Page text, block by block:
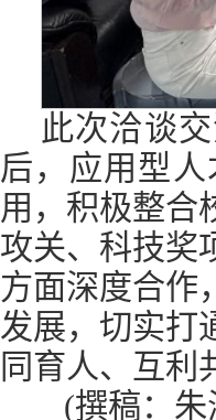
此次洽谈
后，应用型
用，积极整合
攻关、科技奖
方面深度合作
发展，切实打
同育人、互利
(撰稿：